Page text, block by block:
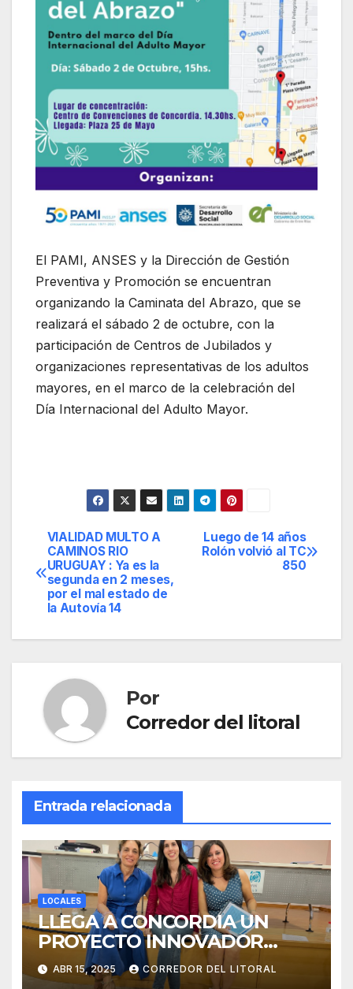
El PAMI, ANSES y la Dirección de Gestión
Preventiva y Promoción se encuentran
organizando la Caminata del Abrazo, que se
realizará el sábado 2 de octubre, con la
participación de Centros de Jubilados y
organizaciones representativas de los adultos
mayores, en el marco de la celebración del
Día Internacional del Adulto Mayor.
Navegación
de
entradas
Luego de 14 años
Rolón volvió al TC
850
VIALIDAD MULTO A
CAMINOS RIO
URUGUAY : Ya es la
segunda en 2 meses,
por el mal estado de
la Autovía 14
Por
Corredor del litoral
Entrada relacionada
LOCALES
LLEGA A CONCORDIA UN
PROYECTO INNOVADOR
SOBRE EL DUELO Y LA
CULTURA.
ABR 15, 2025 CORREDOR DEL LITORAL